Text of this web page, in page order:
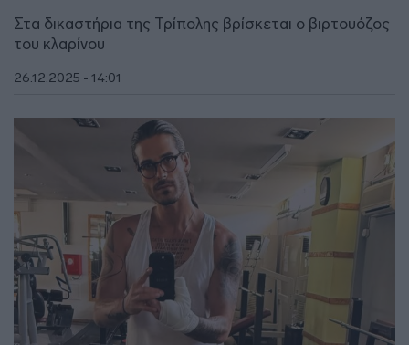
Στα δικαστήρια της Τρίπολης βρίσκεται ο βιρτουόζος
του κλαρίνου
26.12.2025 - 14:01